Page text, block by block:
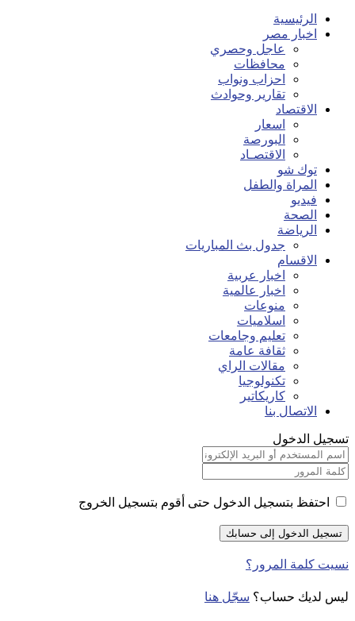
الرئيسية
اخبار مصر
عاجل وحصري
محافظات
احزاب ونواب
تقارير وحوادث
الاقتصاد
اسعار
البورصة
الاقتصـاد
توك شو
المراة والطفل
فيديو
الصحة
الرياضة
جدول بث المباريات
الاقسام
اخبار عربية
اخبار عالمية
منوعات
اسلاميات
تعليم وجامعات
ثقافة عامة
مقالات الراي
تكنولوجيا
كاريكاتير
الاتصال بنا
تسجيل الدخول
احتفظ بتسجيل الدخول حتى أقوم بتسجيل الخروج
نسيت كلمة المرور؟
ليس لديك حساب؟ سجّل هنا